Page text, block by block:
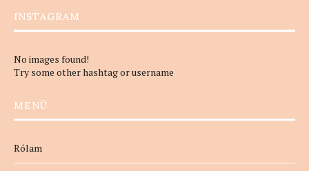
INSTAGRAM
No images found!
Try some other hashtag or username
MENÜ
Rólam